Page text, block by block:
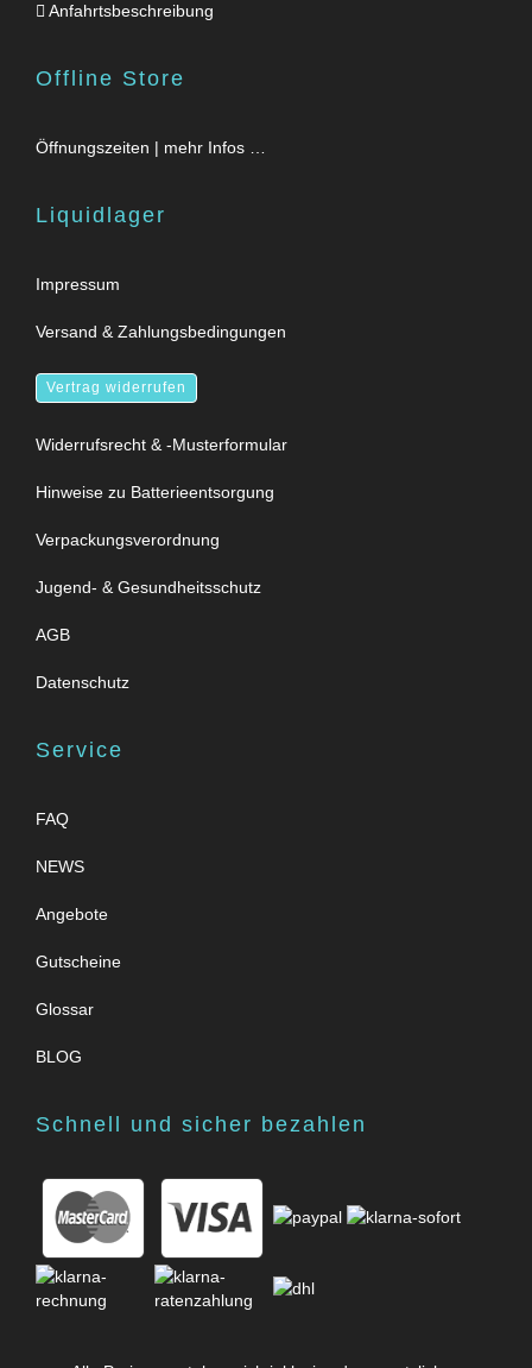
Anfahrtsbeschreibung
Offline Store
Öffnungszeiten | mehr Infos …
Liquidlager
Impressum
Versand & Zahlungsbedingungen
Vertrag widerrufen
Widerrufsrecht & -Musterformular
Hinweise zu Batterieentsorgung
Verpackungsverordnung
Jugend- & Gesundheitsschutz
AGB
Datenschutz
Service
FAQ
NEWS
Angebote
Gutscheine
Glossar
BLOG
Schnell und sicher bezahlen